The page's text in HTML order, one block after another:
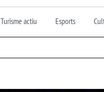
Turisme actiu Esports